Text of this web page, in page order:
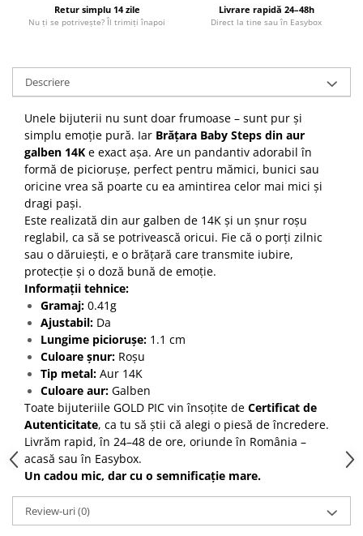
Retur simplu 14 zile
Nu ți se potrivește? Îl trimiți înapoi
Livrare rapidă 24–48h
Direct la tine sau în Easybox
Descriere
Unele bijuterii nu sunt doar frumoase – sunt pur și
simplu emoție pură. Iar Brățara Baby Steps din aur
galben 14K e exact așa. Are un pandantiv adorabil în
formă de piciorușe, perfect pentru mămici, bunici sau
oricine vrea să poarte cu ea amintirea celor mai mici și
dragi pași.
Este realizată din aur galben de 14K și un șnur roșu
reglabil, ca să se potrivească oricui. Fie că o porți zilnic
sau o dăruiești, e o brățară care transmite iubire,
protecție și o doză bună de emoție.
Informații tehnice:
Gramaj: 0.41g
Ajustabil: Da
Lungime piciorușe: 1.1 cm
Culoare șnur: Roșu
Tip metal: Aur 14K
Culoare aur: Galben
Toate bijuteriile GOLD PIC vin însoțite de Certificat de
Autenticitate, ca tu să știi că alegi o piesă de încredere.
Livrăm rapid, în 24–48 de ore, oriunde în România –
acasă sau în Easybox.
Un cadou mic, dar cu o semnificație mare.
Review-uri(0)